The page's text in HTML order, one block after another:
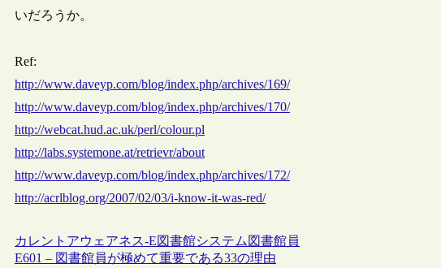
いだろうか。
Ref:
http://www.daveyp.com/blog/index.php/archives/169/
http://www.daveyp.com/blog/index.php/archives/170/
http://webcat.hud.ac.uk/perl/colour.pl
http://labs.systemone.at/retrievr/about
http://www.daveyp.com/blog/index.php/archives/172/
http://acrlblog.org/2007/02/03/i-know-it-was-red/
カレントアウェアネス-E図書館システム 図書館員
E601 – 図書館員が極めて重要である33の理由